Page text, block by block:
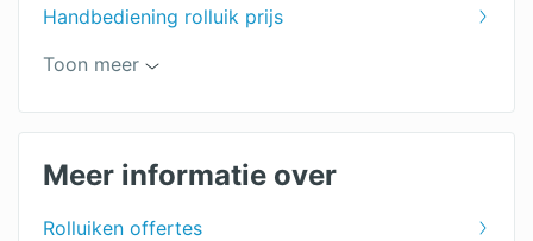
Handbediening rolluik prijs
Kunststof rolluiken prijzen
Aluminium rolluiken prijzen
Voorzetrolluiken prijzen
Toon meer
Meer informatie over
Rolluiken offertes